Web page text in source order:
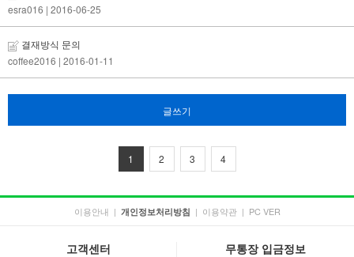
esra016 | 2016-06-25
결재방식 문의
coffee2016 | 2016-01-11
글쓰기
1 2 3 4
이용안내 | 개인정보처리방침 | 이용약관 | PC VER
고객센터 무통장 입금정보